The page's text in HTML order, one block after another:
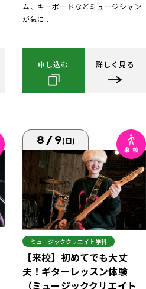
ム、キーボードなどミュージシャン
が気に...
申し込む 詳しく見る
8/9(日)
ミュージッククリエイト学科
【来校】初めてでも大丈
夫！ギターレッスン体験
（ミュージッククリエイト